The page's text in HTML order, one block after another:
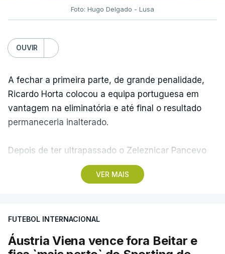
Foto: Hugo Delgado - Lusa
OUVIR
VER MAIS
A fechar a primeira parte, de grande penalidade,
Ricardo Horta colocou a equipa portuguesa em
vantagem na eliminatória e até final o resultado
permaneceria inalterado.
Depois de ter ultrapassado o Zeleznicar Pancevo
na segunda pré-eliminatória de acesso à fase de
liga da Liga Conferência, caso elimine Dínamo de
ao facto de a Bielorrússia ser aliada da Rússia - o
Sporting de Braga irá defrontar no play-off o
vencedor da eliminatória entre Beitar e Áustria
FUTEBOL INTERNACIONAL
Áustria Viena vence fora Beitar e